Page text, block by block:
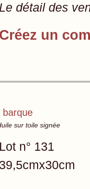
Le détail des
Créez un
barque
sur toile signée
Lot n° 131
39,5cmx30cm